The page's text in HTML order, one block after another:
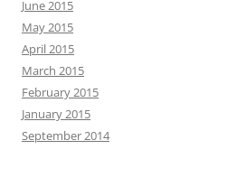
June 2015
May 2015
April 2015
March 2015
February 2015
January 2015
September 2014